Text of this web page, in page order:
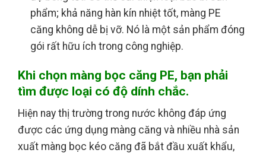
phẩm; khả năng hàn kín nhiệt tốt, màng PE
căng không dễ bị vỡ. Nó là một sản phẩm đóng
gói rất hữu ích trong công nghiệp.
Khi chọn màng bọc căng PE, bạn phải
tìm được loại có độ dính chắc.
Hiện nay thị trường trong nước không đáp ứng
được các ứng dụng màng căng và nhiều nhà sản
xuất màng bọc kéo căng đã bắt đầu xuất khẩu,